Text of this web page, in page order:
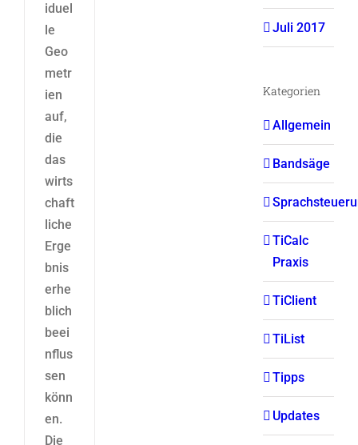
iduel
le
Geo
metr
ien
auf,
die
das
wirts
chaft
liche
Erge
bnis
erhe
blich
beei
nflus
sen
könn
en.
Die
Juli 2017
Kategorien
Allgemein
Bandsäge
TiCalc
Praxis
TiClient
TiList
Tipps
Updates